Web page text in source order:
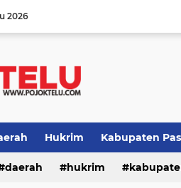
2026
Hukrim Kabupaten
TNI-POLRI
daerah hukrim